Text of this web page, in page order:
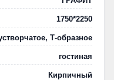
1750*2250
Т-образное
гостиная
Кирпичный